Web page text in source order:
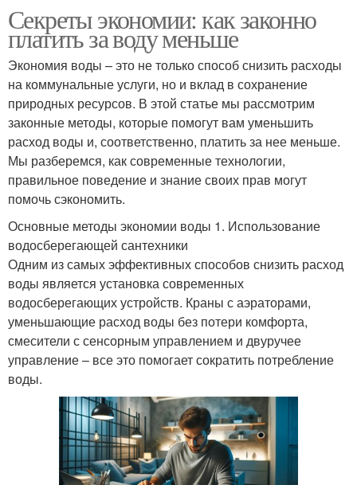
Секреты экономии: как законно
платить за воду меньше
Экономия воды – это не только способ снизить расходы
на коммунальные услуги, но и вклад в сохранение
природных ресурсов. В этой статье мы рассмотрим
законные методы, которые помогут вам уменьшить
расход воды и, соответственно, платить за нее меньше.
Мы разберемся, как современные технологии,
правильное поведение и знание своих прав могут
помочь сэкономить.
Основные методы экономии воды 1. Использование
водосберегающей сантехники
Одним из самых эффективных способов снизить расход
воды является установка современных
водосберегающих устройств. Краны с аэраторами,
уменьшающие расход воды без потери комфорта,
смесители с сенсорным управлением и двуручее
управление – все это помогает сократить потребление
воды.